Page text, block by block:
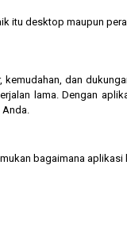
itu desktop maupun
dan
lama. Dengan
bagaimana